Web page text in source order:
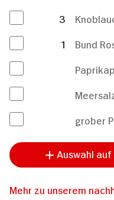
3
1
Bund
grober
Auswahl
Mehr zu unserem